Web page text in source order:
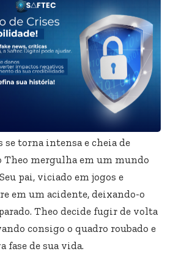
se torna intensa e cheia de
Theo mergulha em um mundo
pai, viciado em jogos e
em um acidente, deixando-o
Theo decide fugir de volta
consigo o quadro roubado e
fase de sua vida.